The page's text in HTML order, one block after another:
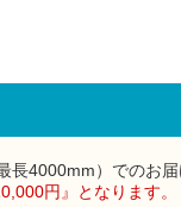
4000mm）でのお届
円』となります。